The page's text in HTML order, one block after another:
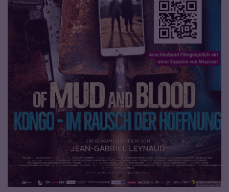
© Misereor